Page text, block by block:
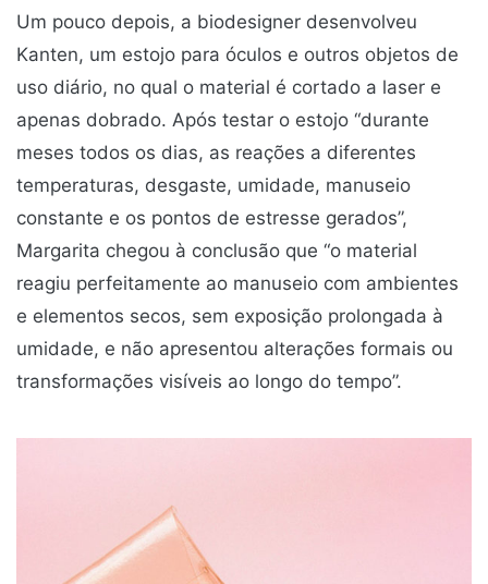
Um pouco depois, a biodesigner desenvolveu
Kanten, um estojo para óculos e outros objetos de
uso diário, no qual o material é cortado a laser e
apenas dobrado. Após testar o estojo “durante
meses todos os dias, as reações a diferentes
temperaturas, desgaste, umidade, manuseio
constante e os pontos de estresse gerados”,
Margarita chegou à conclusão que “o material
reagiu perfeitamente ao manuseio com ambientes
e elementos secos, sem exposição prolongada à
umidade, e não apresentou alterações formais ou
transformações visíveis ao longo do tempo”.